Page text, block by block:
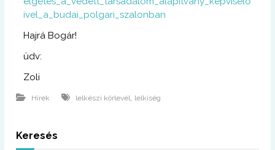
ivel_a_budai_polgari_szalonban
Hajrá Bogár!
üdv:
Zoli
Hírek lelkészi körlevél lelkiség
Keresés